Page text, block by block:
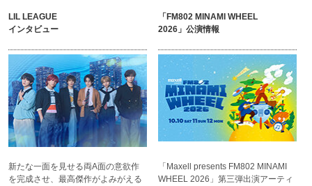
LIL LEAGUE
インタビュー
新たな一面を見せる両A面の意欲作
を完成させ、最高傑作がよみがえる
「FM802 MINAMI WHEEL
2026」公演情報
「Maxell presents FM802 MINAMI
WHEEL 2026」第三弾出演アーティ